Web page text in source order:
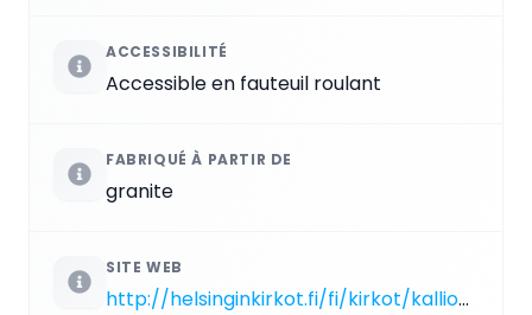
ACCESSIBILITÉ
Accessible en fauteuil roulant
FABRIQUÉ À PARTIR DE
granite
SITE WEB
http://helsinginkirkot.fi/fi/kirkot/kallion-kirkko